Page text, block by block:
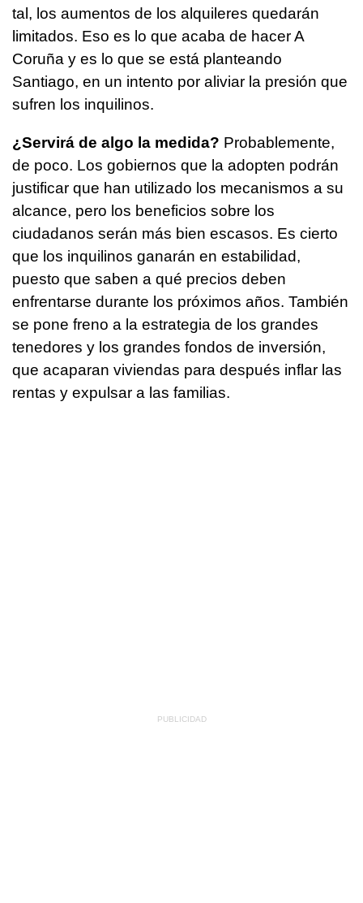
tal, los aumentos de los alquileres quedarán
limitados. Eso es lo que acaba de hacer A
Coruña y es lo que se está planteando
Santiago, en un intento por aliviar la presión que
sufren los inquilinos.
¿Servirá de algo la medida? Probablemente,
de poco. Los gobiernos que la adopten podrán
justificar que han utilizado los mecanismos a su
alcance, pero los beneficios sobre los
ciudadanos serán más bien escasos. Es cierto
que los inquilinos ganarán en estabilidad,
puesto que saben a qué precios deben
enfrentarse durante los próximos años. También
se pone freno a la estrategia de los grandes
tenedores y los grandes fondos de inversión,
que acaparan viviendas para después inflar las
rentas y expulsar a las familias.